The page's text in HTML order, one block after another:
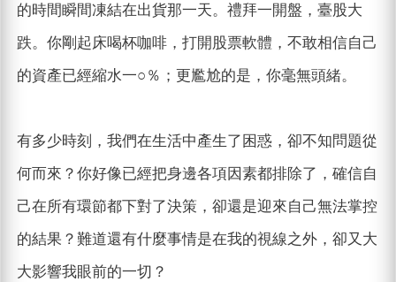
的時間瞬間凍結在出貨那一天。禮拜一開盤，臺股大
跌。你剛起床喝杯咖啡，打開股票軟體，不敢相信自己
的資產已經縮水一○％；更尷尬的是，你毫無頭緒。
有多少時刻，我們在生活中產生了困惑，卻不知問題從
何而來？你好像已經把身邊各項因素都排除了，確信自
己在所有環節都下對了決策，卻還是迎來自己無法掌控
的結果？難道還有什麼事情是在我的視線之外，卻又大
大影響我眼前的一切？